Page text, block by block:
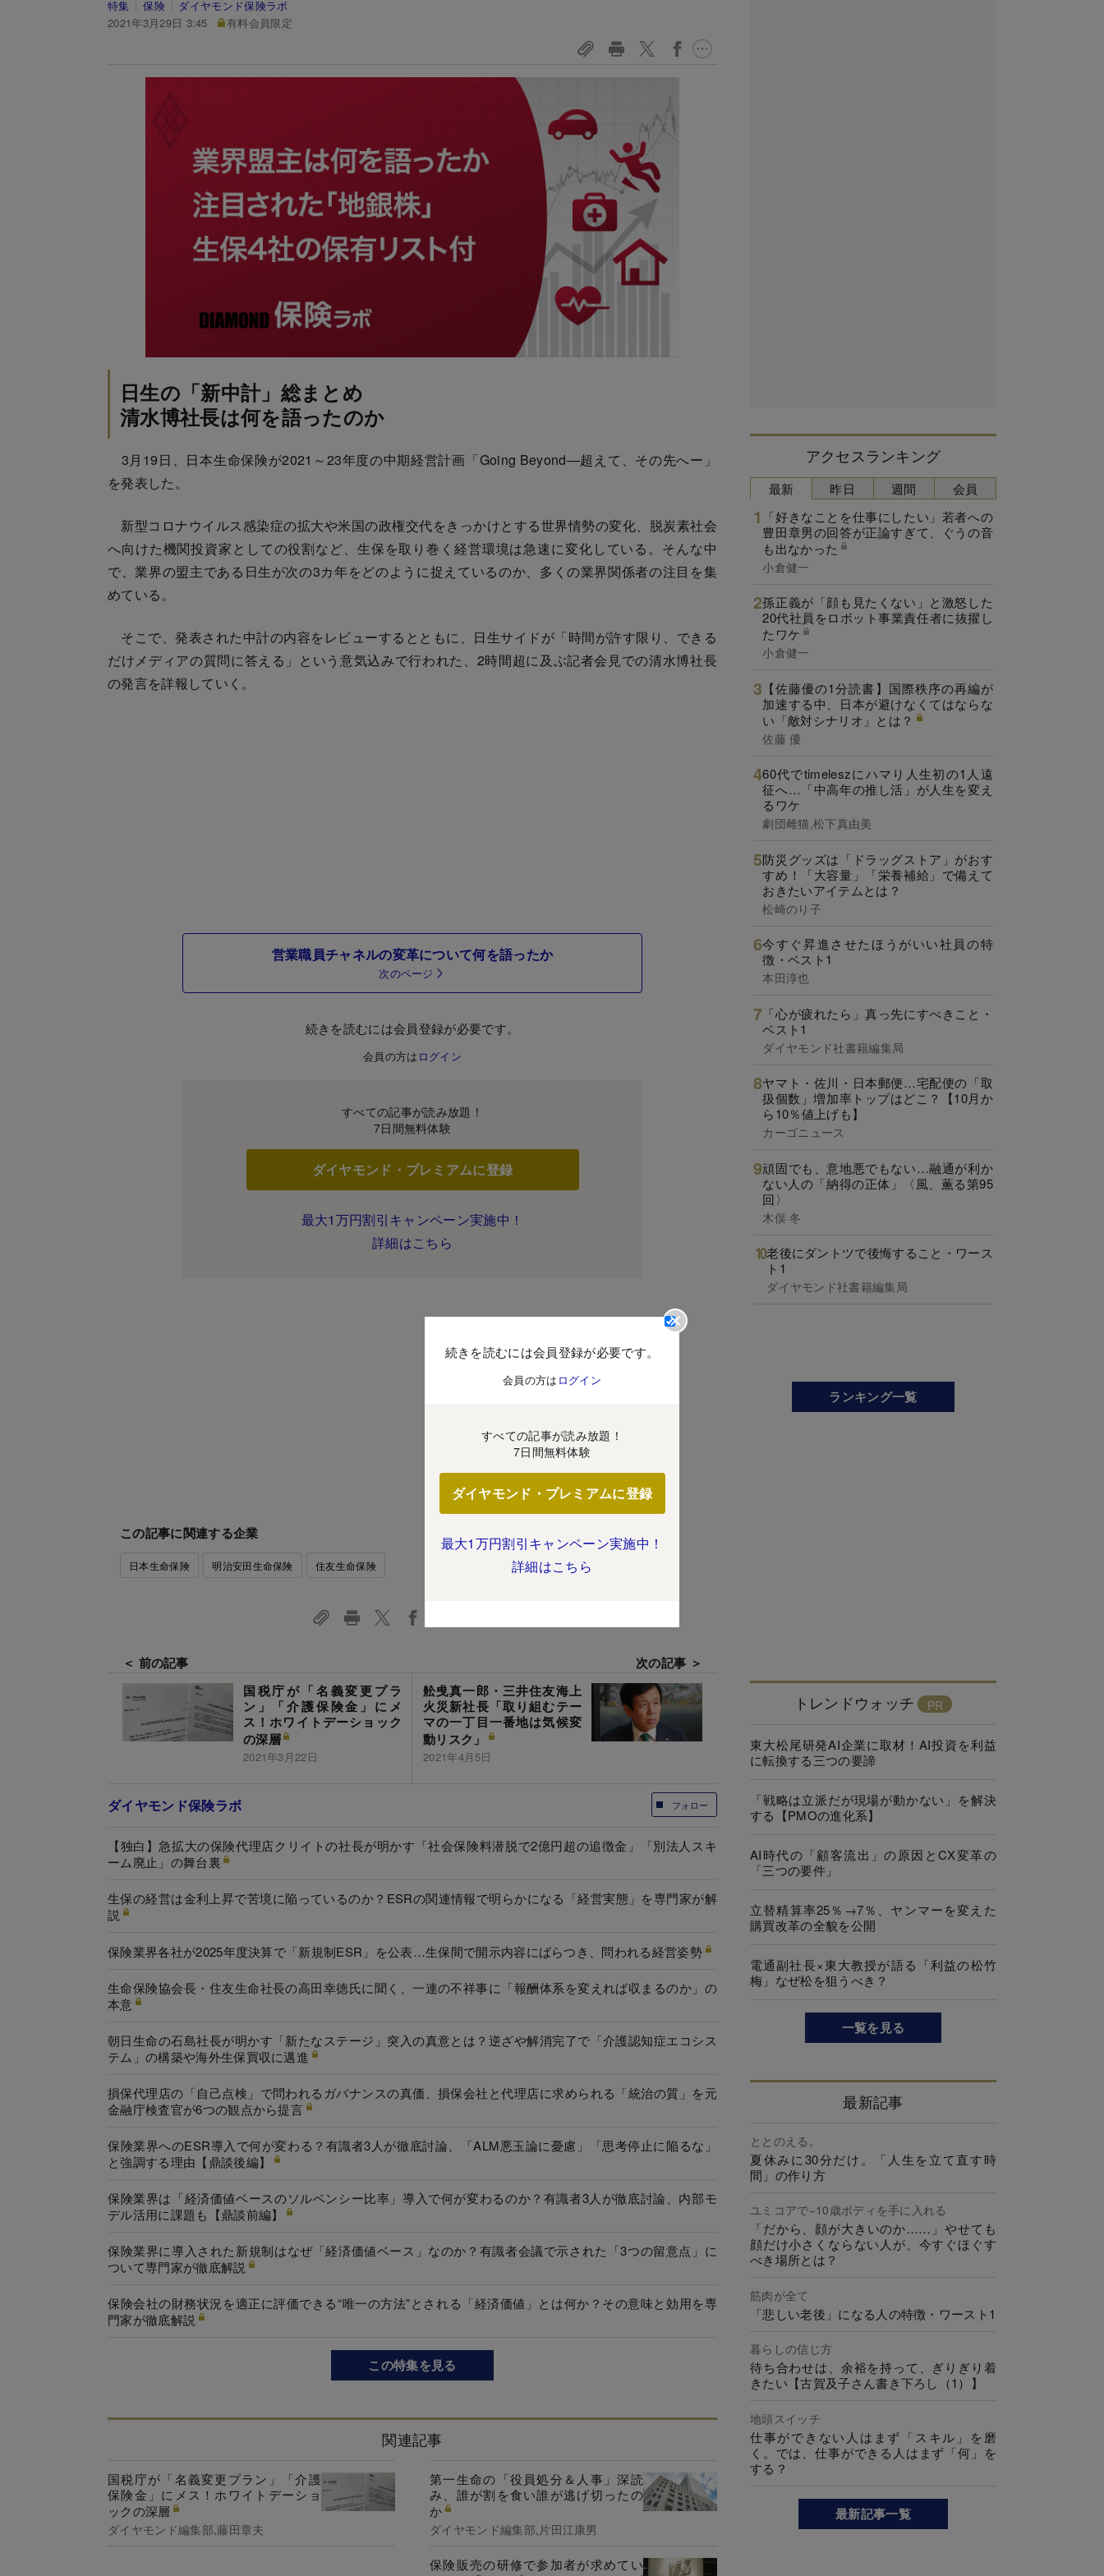
特集 保険
ダイヤモンド保険ラボ
2021年3月29日 3:45
有料会員限定
日生の「新中計」総まとめ
清水博社長は何を語ったのか
3月19日、日本生命保険が2021～23年度の中期経営計画「Going Beyond―超えて、その先へー」
を発表した。
新型コロナウイルス感染症の拡大や米国の政権交代をきっかけとする世界情勢の変化、脱炭素社会
へ向けた機関投資家としての役割など、生保を取り巻く経営環境は急速に変化している。そんな中
で、業界の盟主である日生が次の3カ年をどのように捉えているのか、多くの業界関係者の注目を集
めている。
そこで、発表された中計の内容をレビューするとともに、日生サイドが「時間が許す限り、できる
だけメディアの質問に答える」という意気込みで行われた、2時間超に及ぶ記者会見での清水博社長
の発言を詳報していく。
営業職員チャネルの変革について何を語ったか
次のページ
続きを読むには会員登録が必要です。
会員の方は ログイン
すべての記事が読み放題！
7日間無料体験
ダイヤモンド・プレミアムに登録
最大1万円割引キャンペーン実施中！
詳細はこちら
続きを読むには会員登録が必要です。
会員の方は ログイン
すべての記事が読み放題！
7日間無料体験
ダイヤモンド・プレミアムに登録
最大1万円割引キャンペーン実施中！
詳細はこちら
この記事に関連する企業
日本生命保険 明治安田生命保険 住友生命保険
＜ 前の記事
国税庁が「名義変更プラ
ン」「介護保険金」にメ
ス！ホワイトデーショック
の深層
2021年3月22日
次の記事 ＞
舩曵真一郎・三井住友海上
火災新社長「取り組むテー
マの一丁目一番地は気候変
動リスク」
2021年4月5日
フォロー
ダイヤモンド保険ラボ
【独白】急拡大の保険代理店クリイトの社長が明かす「社会保険料潜脱で2億円超の追徴金」「別法人スキ
ーム廃止」の舞台裏
生保の経営は金利上昇で苦境に陥っているのか？ESRの関連情報で明らかになる「経営実態」を専門家が解
説
保険業界各社が2025年度決算で「新規制ESR」を公表…生保間で開示内容にばらつき、問われる経営姿勢
生命保険協会長・住友生命社長の高田幸徳氏に聞く、一連の不祥事に「報酬体系を変えれば収まるのか」の
本意
朝日生命の石島社長が明かす「新たなステージ」突入の真意とは？逆ざや解消完了で「介護認知症エコシス
テム」の構築や海外生保買収に邁進
損保代理店の「自己点検」で問われるガバナンスの真価、損保会社と代理店に求められる「統治の質」を元
金融庁検査官が6つの観点から提言
保険業界へのESR導入で何が変わる？有識者3人が徹底討論、「ALM悪玉論に憂慮」「思考停止に陥るな」
と強調する理由【鼎談後編】
保険業界は「経済価値ベースのソルベンシー比率」導入で何が変わるのか？有識者3人が徹底討論、内部モ
デル活用に課題も【鼎談前編】
保険業界に導入された新規制はなぜ「経済価値ベース」なのか？有識者会議で示された「3つの留意点」に
ついて専門家が徹底解説
保険会社の財務状況を適正に評価できる“唯一の方法”とされる「経済価値」とは何か？その意味と効用を専
門家が徹底解説
この特集を見る
関連記事
国税庁が「名義変更プラン」「介護
保険金」にメス！ホワイトデーショ
ックの深層
ダイヤモンド編集部,藤田章夫
第一生命の「役員処分＆人事」深読
み、誰が割を食い誰が逃げ切ったの
か
ダイヤモンド編集部,片田江康男
保険販売の研修で参加者が求めてい
アクセスランキング
最新
「好きなことを仕事にしたい」若者への
豊田章男の回答が正論すぎて、ぐうの音
も出なかった
小倉健一
孫正義が「顔も見たくない」と激怒した
20代社員をロボット事業責任者に抜擢し
たワケ
小倉健一
【佐藤優の1分読書】国際秩序の再編が
加速する中、日本が避けなくてはならな
い「敵対シナリオ」とは？
佐藤 優
60代でtimeleszにハマり人生初の1人遠
征へ…「中高年の推し活」が人生を変え
るワケ
劇団雌猫,松下真由美
防災グッズは「ドラッグストア」がおす
すめ！「大容量」「栄養補給」で備えて
おきたいアイテムとは？
松崎のり子
今すぐ昇進させたほうがいい社員の特
徴・ベスト1
本田淳也
「心が疲れたら」真っ先にすべきこと・
ベスト1
ダイヤモンド社書籍編集局
ヤマト・佐川・日本郵便…宅配便の「取
扱個数」増加率トップはどこ？【10月か
ら10％値上げも】
カーゴニュース
頑固でも、意地悪でもない…融通が利か
ない人の「納得の正体」〈風、薫る第95
回〉
木俣 冬
老後にダントツで後悔すること・ワース
ト1
ダイヤモンド社書籍編集局
昨日 週間 会員
ランキング一覧
トレンドウォッチ
東大松尾研発AI企業に取材！AI投資を利益
に転換する三つの要諦
「戦略は立派だが現場が動かない」を解決
する【PMOの進化系】
AI時代の「顧客流出」の原因とCX変革の
「三つの要件」
立替精算率25％→7％、ヤンマーを変えた
購買改革の全貌を公開
電通副社長×東大教授が語る「利益の松竹
梅」なぜ松を狙うべき？
一覧を見る
最新記事
ととのえる。
夏休みに30分だけ。「人生を立て直す時
間」の作り方
ユミコアで−10歳ボディを手に入れる
「だから、顔が大きいのか……」やせても
顔だけ小さくならない人が、今すぐほぐす
べき場所とは？
筋肉が全て
「悲しい老後」になる人の特徴・ワースト1
暮らしの信じ方
待ち合わせは、余裕を持って、ぎりぎり着
きたい【古賀及子さん書き下ろし（1）】
地頭スイッチ
仕事ができない人はまず「スキル」を磨
く。では、仕事ができる人はまず「何」を
する？
最新記事一覧